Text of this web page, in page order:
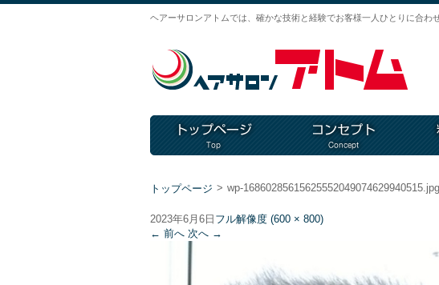
ヘアーサロンアトムでは、確かな技術と経験でお客様一人ひとりに合わ
トップページ > wp-16860285615625552049074629940515.jpg
2023年6月6日 フル解像度 (600 × 800)
← 前へ 次へ →